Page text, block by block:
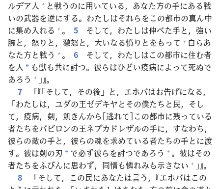
ルデア人 + と戦うのに用いている，あなた方の手にある戦
いの武器を逆にする。わたしはそれらをこの都市の真ん中
に集め入れる + 。 5 そして，わたしは伸べた手と， 強い
腕と， 怒りと， 激怒と， 大いなる憤りとをもって + 自らあ
なた方と戦う + 。 6 そして，わたしはこの都市に住む者
を人 * も獣も共に討つ。 彼らはひどい疫病によって死ぬで
あろう + 」』。
7
「『「そして，その後 」と，エホバはお告げになる，
「わたしは，ユダの王ゼデキヤとその僕たちと民，そし
て， 疫病， 剣， 飢きんから[逃れて]この都市に残っている
者たちをバビロンの王ネブカドレザルの手に，すなわち，
彼らの敵の手と， 彼らの魂を求めている者たちの手とに渡
す。 彼は剣の刃 * で必ず彼らを討つであろう + 。 彼はその
者たちをふびんに思わず， 同情も憐れみも示さない + 」』。
8
「そして，この民にあなたは言う，『エホバはこの